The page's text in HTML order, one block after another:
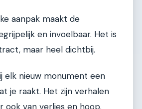
aanpak maakt de
en invoelbaar. Het is
maar heel dichtbij.
elk nieuw monument een
je raakt. Het zijn verhalen
ook van verlies en hoop.